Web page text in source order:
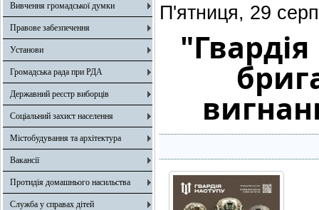
Вивчення громадської думки
Правове забезпечення
Установи
Громадська рада при РДА
Державний реєстр виборців
Соціальний захист населення
Містобудування та архітектура
Вакансії
Протидія домашнього насильства
Служба у справах дітей
П'ятниця, 29